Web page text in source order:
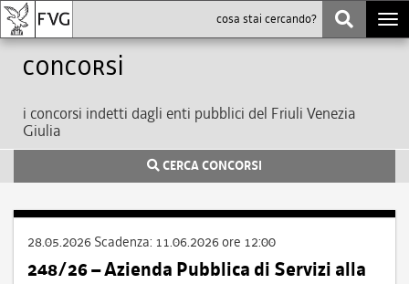
Concorsi
i concorsi indetti dagli enti pubblici del Friuli Venezia
Giulia
CERCA CONCORSI
28.05.2026 Scadenza: 11.06.2026 ore 12:00
248/26 – Azienda Pubblica di Servizi alla